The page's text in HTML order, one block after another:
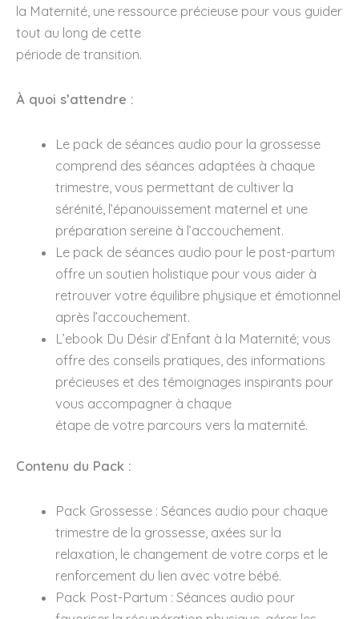
la Maternité, une ressource précieuse pour vous guider
tout au long de cette
période de transition.
À quoi s’attendre :
Le pack de séances audio pour la grossesse
comprend des séances adaptées à chaque
trimestre, vous permettant de cultiver la
sérénité, l’épanouissement maternel et une
préparation sereine à l’accouchement.
Le pack de séances audio pour le post-partum
offre un soutien holistique pour vous aider à
retrouver votre équilibre physique et émotionnel
après l’accouchement.
L’ebook Du Désir d’Enfant à la Maternité; vous
offre des conseils pratiques, des informations
précieuses et des témoignages inspirants pour
vous accompagner à chaque
étape de votre parcours vers la maternité.
Contenu du Pack :
Pack Grossesse : Séances audio pour chaque
trimestre de la grossesse, axées sur la
relaxation, le changement de votre corps et le
renforcement du lien avec votre bébé.
Pack Post-Partum : Séances audio pour